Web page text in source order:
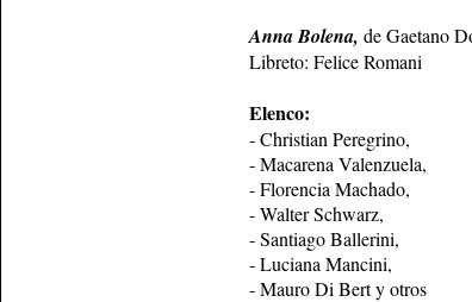
Anna Bolena, de Gaetano
Libreto: Felice Romani
Elenco:
- Christian Peregrino,
- Macarena Valenzuela,
- Florencia Machado,
- Walter Schwarz,
- Santiago Ballerini,
- Luciana Mancini,
- Mauro Di Bert y otros